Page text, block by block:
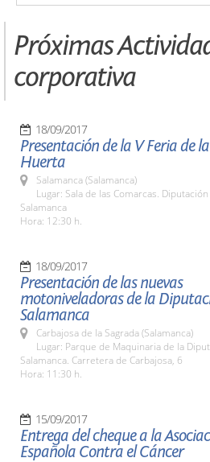
Próximas
corporativa
18/09/2017
Presentación de la V Feria de la
Huerta
Salamanca (Salamanca)
Lugar: Sala de las Comarcas.
Salamanca
Hora: 12:30 h.
18/09/2017
Presentación de las nuevas
motoniveladoras de la
Salamanca
Carbajosa de la Sagrada (Salamanca)
Lugar: Parque de Maquinaria de la
Salamanca. Carretera de Carbajosa, 6
Hora: 11:30 h.
15/09/2017
Entrega del cheque a la
Española Contra el Cáncer